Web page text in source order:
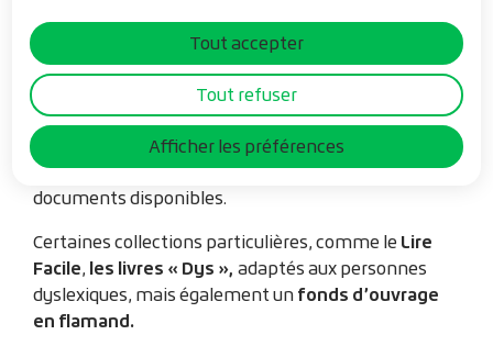
Afficher les préférences
Tout accepter
Tout refuser
La médiathèque de Vieux-Berquin fait partie du
réseau L’Escapade, réseau de médiathèques en
Cœur de Flandre.
Chaque adhérent de la médiathèque de Vieux-
Berquin a accès à l’ensemble des médiathèques du
réseau et à leurs documents.Près de 350 000
documents disponibles.
Certaines collections particulières, comme leLire
Facile,les livres « Dys »,adaptés aux personnes
dyslexiques, mais également unfonds d’ouvrage
en flamand.